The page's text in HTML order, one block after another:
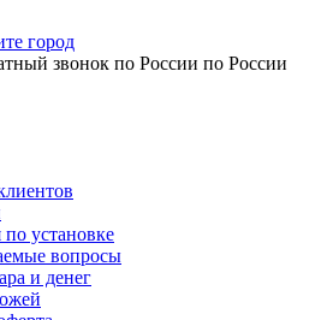
город
звонок по России по России
установке
вопросы
и денег